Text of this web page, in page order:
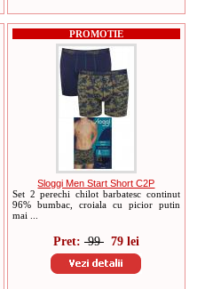
PROMOTIE
Sloggi Men Start Short C2P
Set 2 perechi chilot barbatesc continut
96% bumbac, croiala cu picior putin
mai ...
Pret: 9979 lei